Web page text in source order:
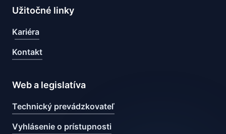
Užitočné linky
Kariéra
Kontakt
Web a legislatíva
Technický prevádzkovateľ
Vyhlásenie o prístupnosti